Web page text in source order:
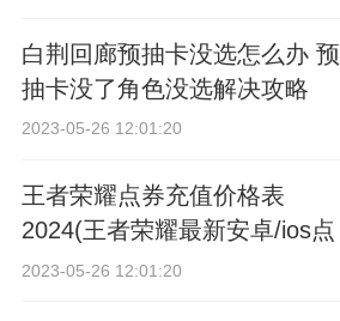
白荆回廊预抽卡没选怎么办 预
抽卡没了角色没选解决攻略
2023-05-26 12:01:20
王者荣耀点券充值价格表
2024(王者荣耀最新安卓/ios点
券充值价格表一览)
2023-05-26 12:01:20